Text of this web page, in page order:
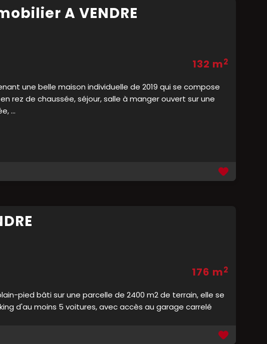
A VENDRE
132 m2
une belle maison individuelle de 2019 qui se compose
rez de chaussée, séjour, salle à manger ouvert sur une
...
176 m2
pied bâti sur une parcelle de 2400 m2 de terrain, elle se
d'au moins 5 voitures, avec accès au garage carrelé